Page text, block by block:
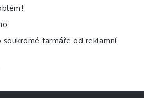
farmáře od reklamní